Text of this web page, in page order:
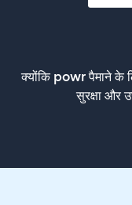
क्योंकि powr पैमाने के
सुरक्षा और